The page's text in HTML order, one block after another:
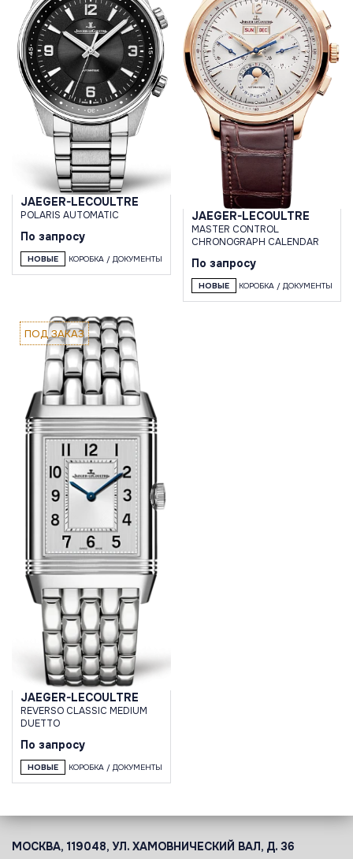
JAEGER-LECOULTRE
POLARIS AUTOMATIC
По запросу
НОВЫЕ КОРОБКА / ДОКУМЕНТЫ
JAEGER-LECOULTRE
MASTER CONTROL
CHRONOGRAPH CALENDAR
По запросу
НОВЫЕ КОРОБКА / ДОКУМЕНТЫ
ПОД ЗАКАЗ
JAEGER-LECOULTRE
REVERSO CLASSIC MEDIUM
DUETTO
По запросу
НОВЫЕ КОРОБКА / ДОКУМЕНТЫ
МОСКВА, 119048, УЛ. ХАМОВНИЧЕСКИЙ ВАЛ, Д. 36